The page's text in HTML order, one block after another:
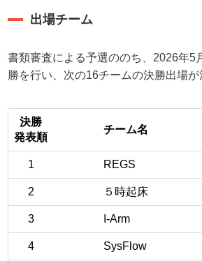
出場チーム
書類審査による予選ののち、2026年5
勝を行い、次の16チームの決勝出場が
決勝
発表順
チーム名
1 REGS
2 ５時起床
3 I-Arm
4 SysFlow